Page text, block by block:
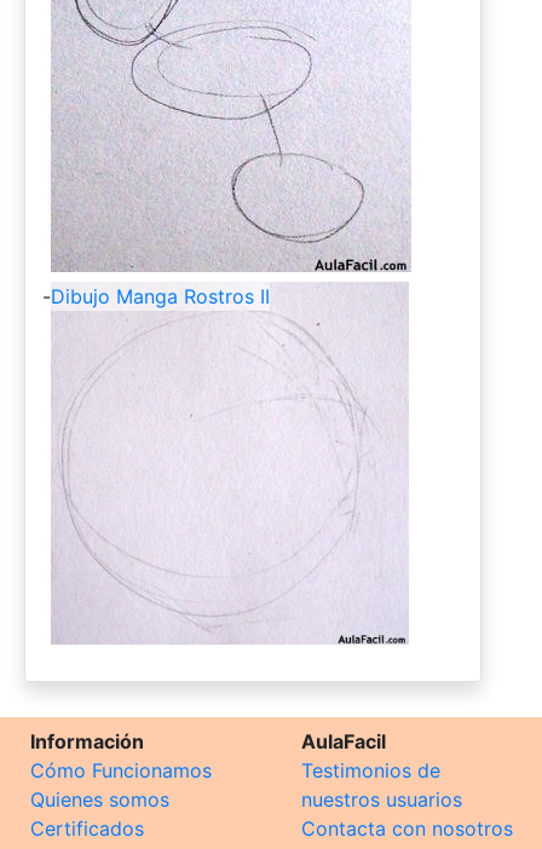
-Dibujo Manga Rostros II
Información
Cómo Funcionamos
Quienes somos
Certificados
AulaFacil
Testimonios de
nuestros usuarios
Contacta con nosotros